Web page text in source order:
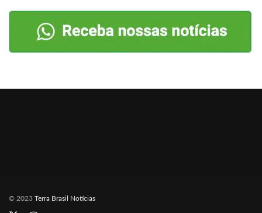
© 2023 Terra Brasil Notícias